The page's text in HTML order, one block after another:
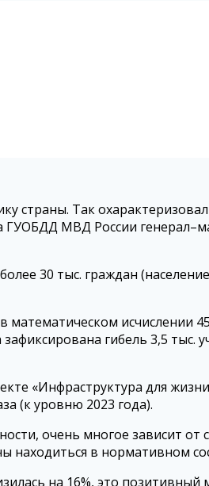
страны. Так
ГУОБДД МВД России
30 тыс. граждан
исчислении
гибель 3,5
«Инфраструктура для
(к уровню 2023 года).
очень многое зависит
в нормативном
на 16%, это